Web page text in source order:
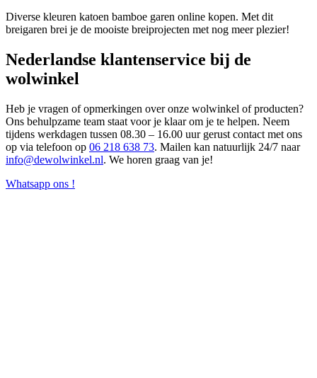
Diverse kleuren katoen bamboe garen online kopen. Met dit
breigaren brei je de mooiste breiprojecten met nog meer plezier!
Nederlandse klantenservice bij de
wolwinkel
Heb je vragen of opmerkingen over onze wolwinkel of producten?
Ons behulpzame team staat voor je klaar om je te helpen. Neem
tijdens werkdagen tussen 08.30 – 16.00 uur gerust contact met ons
op via telefoon op 06 218 638 73. Mailen kan natuurlijk 24/7 naar
info@dewolwinkel.nl. We horen graag van je!
Whatsapp ons !